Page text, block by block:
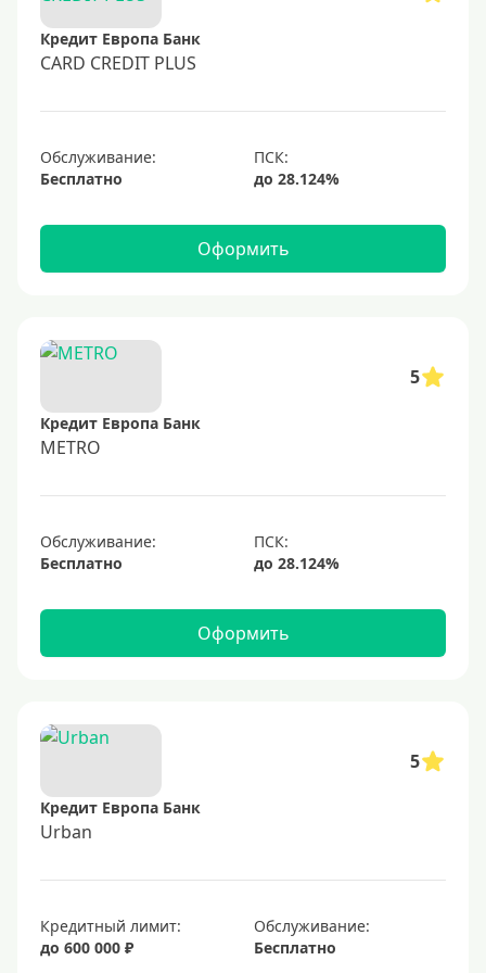
60000 руб
70000 руб
150000 руб
250000 руб
300000 руб
500000 руб
600000 руб
700000 руб
С большим лимитом
Безлимитные
UnionPay
Мир
Золотые
Черные
Кредит Европа Банк
CARD CREDIT PLUS
Обслуживание:
Бесплатно
Оформить
5
Кредит Европа Банк
METRO
Обслуживание:
Бесплатно
Оформить
5
Кредит Европа Банк
Urban
Кредитный лимит:
до 600 000 ₽
Обслуживание:
Бесплатно